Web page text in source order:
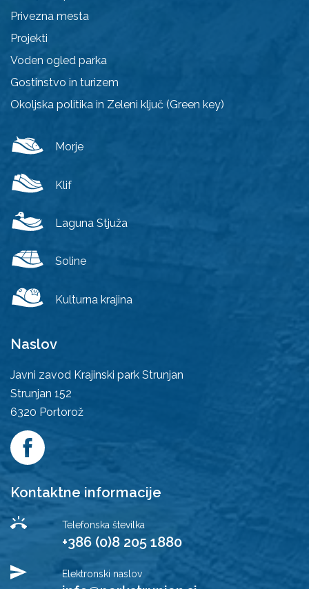
Privezna mesta
Projekti
Voden ogled parka
Gostinstvo in turizem
Okoljska politika in Zeleni ključ (Green key)
Morje
Klif
Laguna Stjuža
Soline
Kulturna krajina
Naslov
Javni zavod Krajinski park Strunjan
Strunjan 152
6320 Portorož
Kontaktne informacije
Telefonska številka
+386 (0)8 205 1880
Elektronski naslov